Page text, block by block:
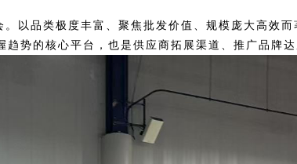
以品类极度丰富、聚焦批发价值、规模庞大高效
势的核心平台，也是供应商拓展渠道、推广品牌达